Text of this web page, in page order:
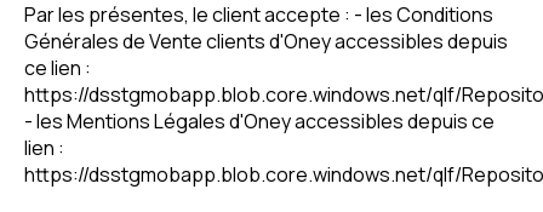
Par les présentes, le client accepte : - les Conditions
Générales de Vente clients d'Oney accessibles depuis
ce lien :
https://dsstgmobapp.blob.core.windows.net/qlf/
- les Mentions Légales d'Oney accessibles depuis ce
lien :
https://dsstgmobapp.blob.core.windows.net/qlf/